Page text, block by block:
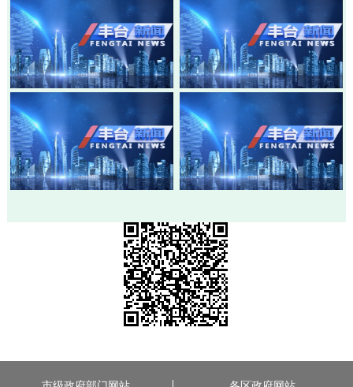
20260803-丰台新闻
20260730-丰台新闻
20260728-丰台新闻
20260724-丰台新闻